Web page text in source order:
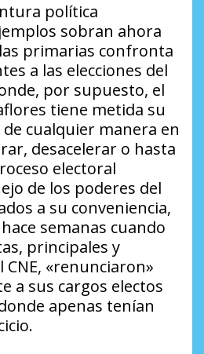
política
sobran ahora
primarias confronta
a las elecciones del
por supuesto, el
tiene metida su
cualquier manera en
desacelerar o hasta
electoral
de los poderes del
a su conveniencia,
semanas cuando
principales y
«renunciaron»
a sus cargos electos
apenas tenían